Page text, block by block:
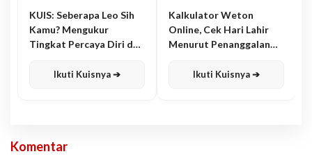
KUIS: Seberapa Leo Sih
Kamu? Mengukur
Tingkat Percaya Diri dan
Ikuti Kuisnya ➔
Kalkulator Weton
Online, Cek Hari Lahir
Menurut Penanggalan
Ikuti Kuisnya ➔
Komentar